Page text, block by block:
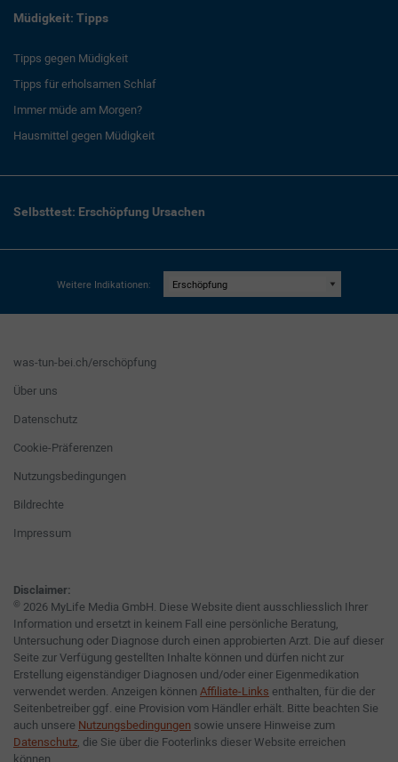
Müdigkeit: Tipps
Tipps gegen Müdigkeit
Tipps für erholsamen Schlaf
Immer müde am Morgen?
Hausmittel gegen Müdigkeit
Selbsttest: Erschöpfung Ursachen
Weitere Indikationen:
was-tun-bei.ch/erschöpfung
Über uns
Datenschutz
Cookie-Präferenzen
Nutzungsbedingungen
Bildrechte
Impressum
Disclaimer:
© 2026 MyLife Media GmbH. Diese Website dient ausschliesslich Ihrer
Information und ersetzt in keinem Fall eine persönliche Beratung,
Untersuchung oder Diagnose durch einen approbierten Arzt. Die auf dieser
Seite zur Verfügung gestellten Inhalte können und dürfen nicht zur
Erstellung eigenständiger Diagnosen und/oder einer Eigenmedikation
verwendet werden. Anzeigen können Affiliate-Links enthalten, für die der
Seitenbetreiber ggf. eine Provision vom Händler erhält. Bitte beachten Sie
auch unsere Nutzungsbedingungen sowie unsere Hinweise zum
Datenschutz, die Sie über die Footerlinks dieser Website erreichen
können.